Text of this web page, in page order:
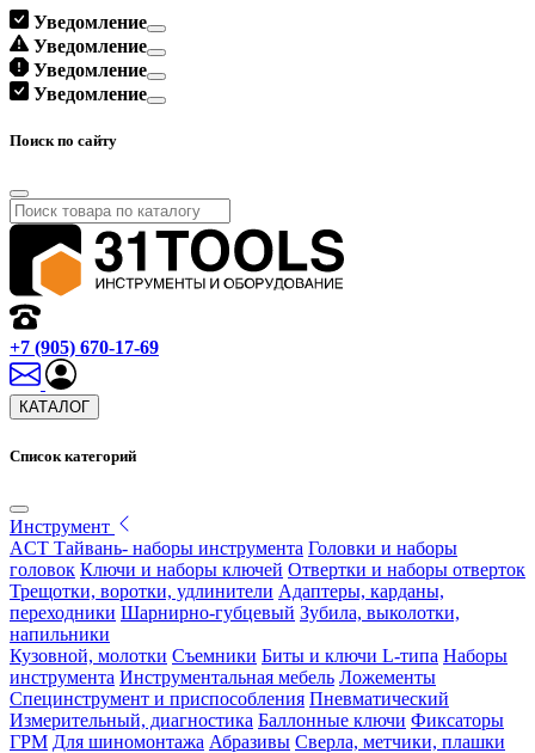
Уведомление
Уведомление
Уведомление
Уведомление
Поиск по сайту
+7 (905) 670-17-69
КАТАЛОГ
Список категорий
Инструмент
ACT Тайвань- наборы инструмента Головки и наборы
головок Ключи и наборы ключей Отвертки и наборы отверток
Трещотки, воротки, удлинители Адаптеры, карданы,
переходники Шарнирно-губцевый Зубила, выколотки,
напильники
Кузовной, молотки Съемники Биты и ключи L-типа Наборы
инструмента Инструментальная мебель Ложементы
Специнструмент и приспособления Пневматический
Измерительный, диагностика Баллонные ключи Фиксаторы
ГРМ Для шиномонтажа Абразивы Сверла, метчики, плашки